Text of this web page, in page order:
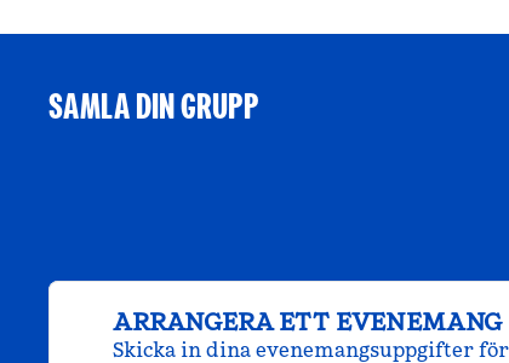
SAMLA DIN GRUPP
ARRANGERA ETT EVENEMANG
Skicka in dina evenemangsuppgifter